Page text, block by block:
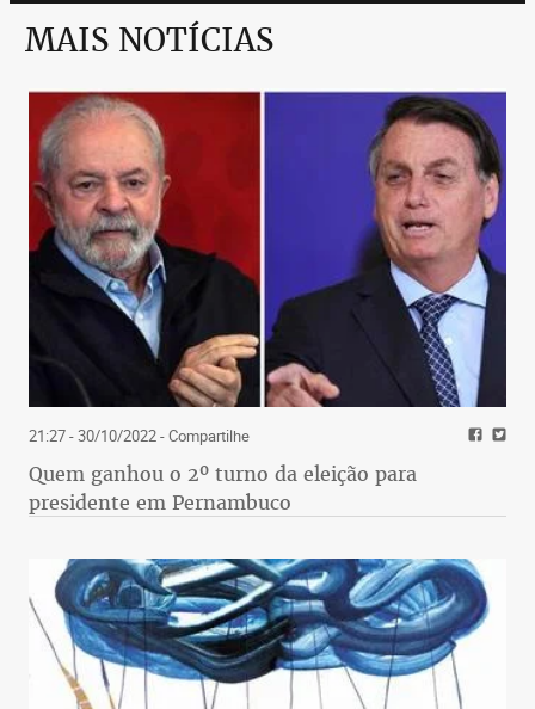
MAIS NOTÍCIAS
21:27 - 30/10/2022- Compartilhe
Quem ganhou o 2º turno da eleição para
presidente em Pernambuco